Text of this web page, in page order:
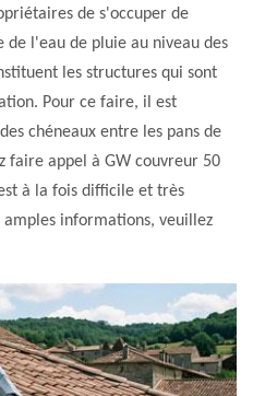
de s'occuper de
de l'eau de pluie au niveau des
les structures qui sont
Pour ce faire, il est
chéneaux entre les pans de
faire appel à GW couvreur 50
à la fois difficile et très
informations, veuillez